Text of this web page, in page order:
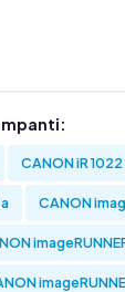
CANON iR
CANON